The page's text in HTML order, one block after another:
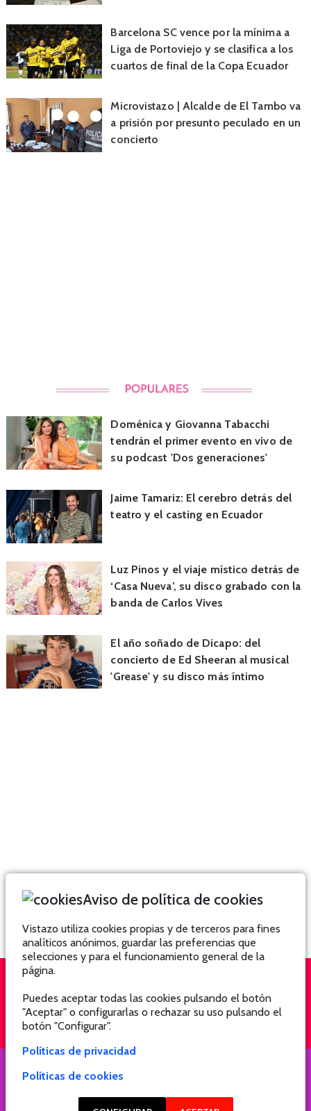
Barcelona SC vence por la mínima a
Liga de Portoviejo y se clasifica a los
cuartos de final de la Copa Ecuador
Microvistazo | Alcalde de El Tambo va
a prisión por presunto peculado en un
concierto
Doménica y Giovanna Tabacchi
tendrán el primer evento en vivo de
su podcast 'Dos generaciones'
Jaime Tamariz: El cerebro detrás del
teatro y el casting en Ecuador
Luz Pinos y el viaje místico detrás de
‘Casa Nueva’, su disco grabado con la
banda de Carlos Vives
El año soñado de Dicapo: del
concierto de Ed Sheeran al musical
'Grease' y su disco más íntimo
QUIÉNES SOMOS SUSCRÍBETE
Aviso de política de cookies
Vistazo utiliza cookies propias y de terceros para fines
analíticos anónimos, guardar las preferencias que
selecciones y para el funcionamiento general de la
página.
Puedes aceptar todas las cookies pulsando el botón
"Aceptar" o configurarlas o rechazar su uso pulsando el
botón "Configurar".
Políticas de privacidad
Políticas de cookies